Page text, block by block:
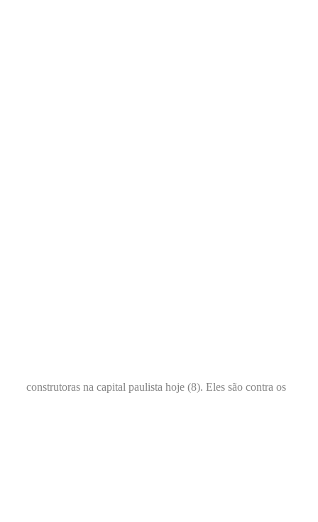
construtoras na capital paulista hoje (8). Eles são contra os